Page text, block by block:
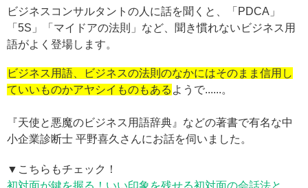
ビジネスコンサルタントの人に話を聞くと、「PDCA」
「5S」「マイドアの法則」など、聞き慣れないビジネス用
語がよく登場します。
ビジネス用語、ビジネスの法則のなかにはそのまま信用し
ていいものかアヤシイものもある ようで......。
『天使と悪魔のビジネス用語辞典』などの著書で有名な中
小企業診断士 平野喜久さんにお話を伺いました。
▼こちらもチェック！